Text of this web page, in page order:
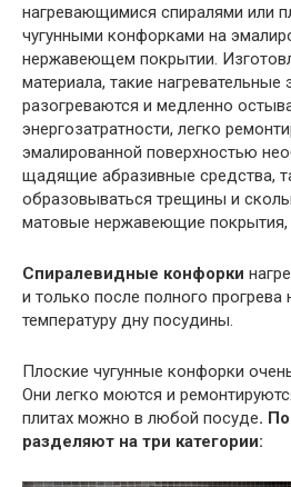
нагревающимися спиралями или
чугунными конфорками на
нержавеющем покрытии.
материала, такие
разогреваются и медленно
энергозатратности, легко
эмалированной поверхностью
щадящие абразивные средства,
образовываться трещины и
матовые нержавеющие покрытия,
Спиралевидные конфорки
и только после полного прогрева
температуру дну посудины.
Плоские чугунные конфорки
Они легко моются и
плитах можно в любой посуде.
разделяют на три категории: